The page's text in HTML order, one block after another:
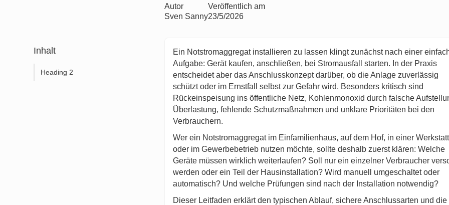
Autor
Sven Sanny
Veröffentlich am
23/5/2026
Inhalt
Heading 2
Ein Notstromaggregat installieren zu lassen klingt zunächst nach einer
Aufgabe: Gerät kaufen, anschließen, bei Stromausfall starten. In der Praxis
entscheidet aber das Anschlusskonzept darüber, ob die Anlage zuverlässig
schützt oder im Ernstfall selbst zur Gefahr wird. Besonders kritisch sind
Rückeinspeisung ins öffentliche Netz, Kohlenmonoxid durch falsche
Überlastung, fehlende Schutzmaßnahmen und unklare Prioritäten bei den
Verbrauchern.
Wer ein Notstromaggregat im Einfamilienhaus, auf dem Hof, in einer Werkstatt
oder im Gewerbebetrieb nutzen möchte, sollte deshalb zuerst klären: Welche
Geräte müssen wirklich weiterlaufen? Soll nur ein einzelner Verbraucher
werden oder ein Teil der Hausinstallation? Wird manuell umgeschaltet oder
automatisch? Und welche Prüfungen sind nach der Installation notwendig?
Dieser Leitfaden erklärt den typischen Ablauf, sichere Anschlussarten und die